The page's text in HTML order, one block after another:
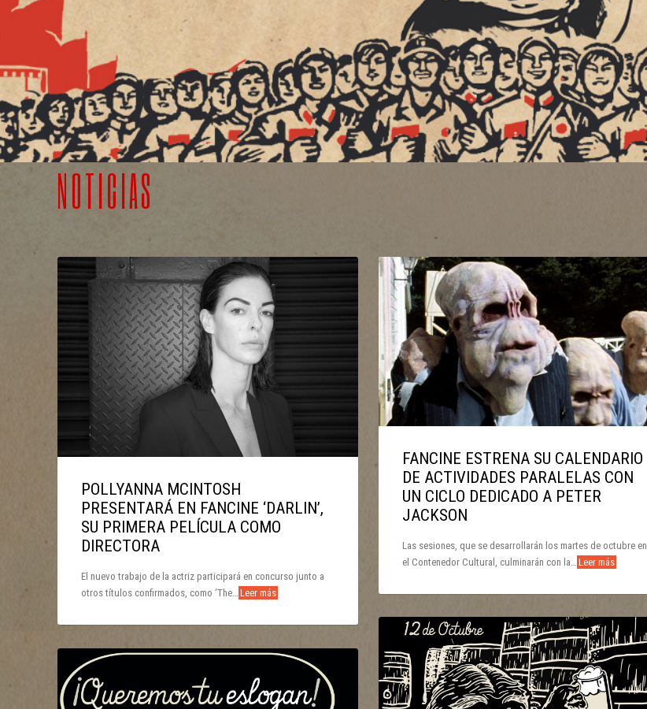
LEER MÁS >>
NOTICIAS
POLLYANNA MCINTOSH
PRESENTARÁ EN FANCINE ‘DARLIN’,
SU PRIMERA PELÍCULA COMO
DIRECTORA
El nuevo trabajo de la actriz participará en concurso junto a
otros títulos confirmados, como ‘The… Leer más
FANCINE ESTRENA SU CALENDARIO
DE ACTIVIDADES PARALELAS CON
UN CICLO DEDICADO A PETER
JACKSON
Las sesiones, que se desarrollarán los martes de octubre en
el Contenedor Cultural, culminarán con la…
Leer más